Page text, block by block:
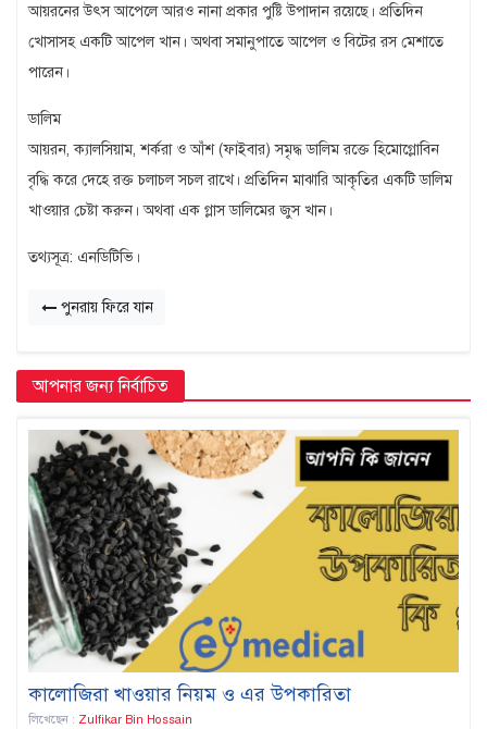
আয়রনের উৎস আপেলে আরও নানা প্রকার পুষ্টি উপাদান রয়েছে। প্রতিদিন
খোসাসহ একটি আপেল খান। অথবা সমানুপাতে আপেল ও বিটের রস মেশাতে
পারেন।
ডালিম
আয়রন, ক্যালসিয়াম, শর্করা ও আঁশ (ফাইবার) সমৃদ্ধ ডালিম রক্তে হিমোগ্লোবিন
বৃদ্ধি করে দেহে রক্ত চলাচল সচল রাখে। প্রতিদিন মাঝারি আকৃতির একটি ডালিম
খাওয়ার চেষ্টা করুন। অথবা এক গ্লাস ডালিমের জুস খান।
তথ্যসূত্র: এনডিটিভি।
পুনরায় ফিরে যান
আপনার জন্য নির্বাচিত
কালোজিরা খাওয়ার নিয়ম ও এর উপকারিতা
লিখেছেন : Zulfikar Bin Hossain